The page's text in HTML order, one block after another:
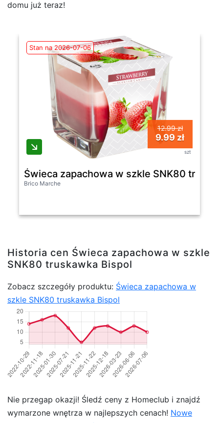
domu już teraz!
Stan na 2026-07-06
12.99 zł
9.99 zł
szt
Świeca zapachowa w szkle SNK80
Brico Marche
Historia cen Świeca zapachowa w szkle
SNK80 truskawka Bispol
Zobacz szczegóły produktu: Świeca zapachowa w
szkle SNK80 truskawka Bispol
Nie przegap okazji! Śledź ceny z Homeclub i znajdź
wymarzone wnętrza w najlepszych cenach! Nowe